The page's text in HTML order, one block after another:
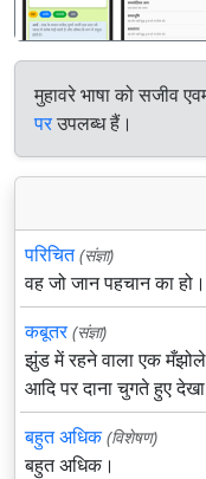
मुहावरे भाषा को सजीव
परउपलब्ध हैं।
परिचित (संज्ञा)
वह जो जान पहचान का हो।
कबूतर (संज्ञा)
झुंड में रहने वाला एक मँझोले
आदि पर दाना चुगते हुए
बहुत अधिक (विशेषण)
बहुत अधिक।